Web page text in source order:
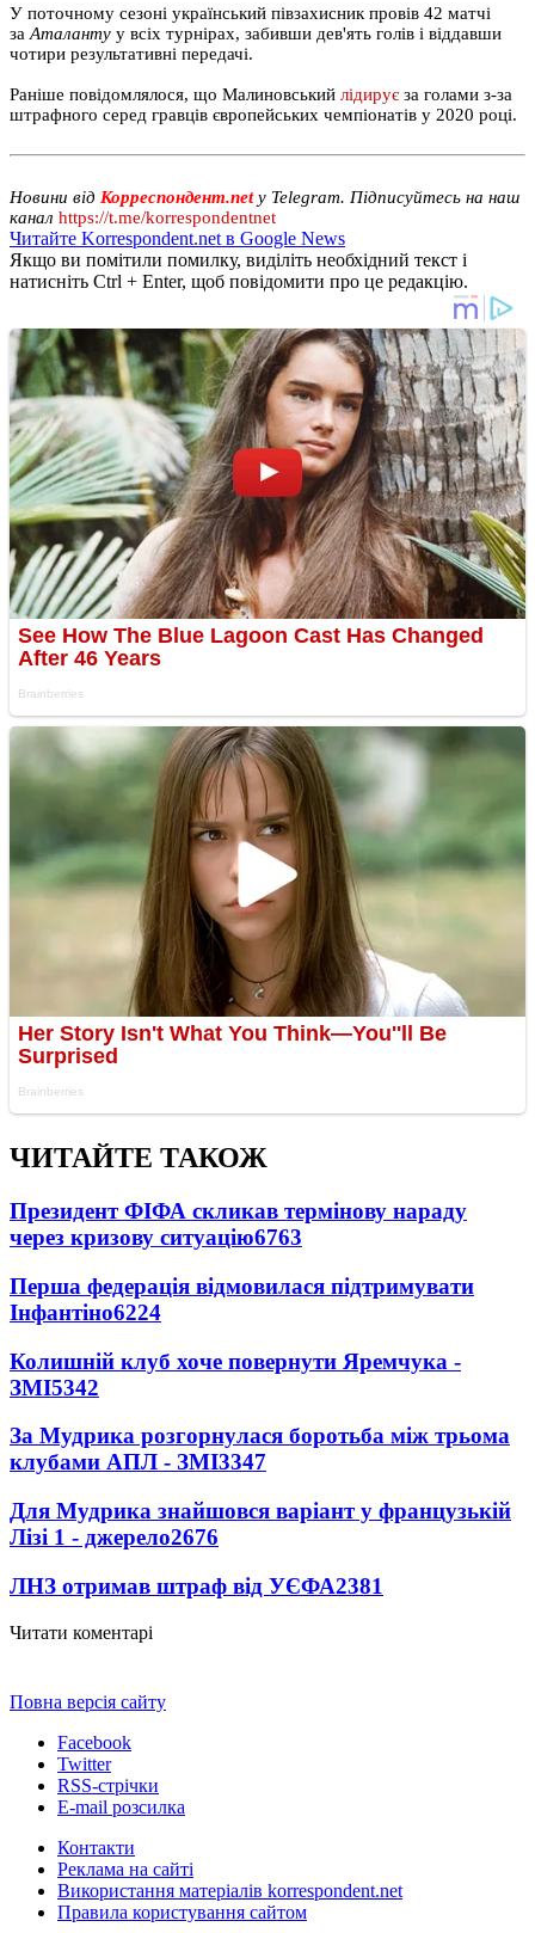
У поточному сезоні український півзахисник провів 42 матчі
за Аталанту у всіх турнірах, забивши дев'ять голів і віддавши
чотири результативні передачі.
Раніше повідомлялося, що Малиновський лідирує за голами з-за
штрафного серед гравців європейських чемпіонатів у 2020 році.
Новини від Корреспондент.net у Telegram. Підписуйтесь на наш
канал https://t.me/korrespondentnet
Читайте Korrespondent.net в Google News
Якщо ви помітили помилку, виділіть необхідний текст і
натисніть Ctrl + Enter, щоб повідомити про це редакцію.
ЧИТАЙТЕ ТАКОЖ
Президент ФІФА скликав термінову нараду
через кризову ситуацію6763
Перша федерація відмовилася підтримувати
Інфантіно6224
Колишній клуб хоче повернути Яремчука -
ЗМІ5342
За Мудрика розгорнулася боротьба між трьома
клубами АПЛ - ЗМІ3347
Для Мудрика знайшовся варіант у французькій
Лізі 1 - джерело2676
ЛНЗ отримав штраф від УЄФА2381
Читати коментарі
Повна версія сайту
Facebook
Twitter
RSS-стрічки
E-mail розсилка
Контакти
Реклама на сайті
Використання матеріалів korrespondent.net
Правила користування сайтом